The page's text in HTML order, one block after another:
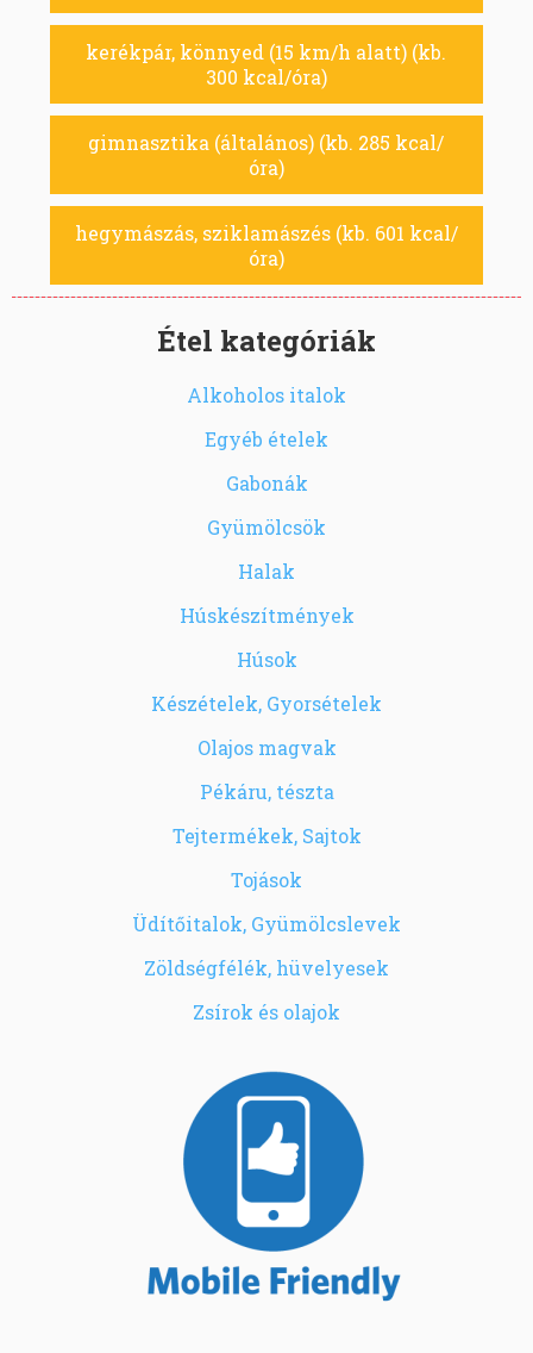
kerékpár, könnyed (15 km/h alatt) (kb.
300 kcal/óra)
gimnasztika (általános) (kb. 285 kcal/
óra)
hegymászás, sziklamászés (kb. 601 kcal/
óra)
Étel kategóriák
Alkoholos italok
Egyéb ételek
Gabonák
Gyümölcsök
Halak
Húskészítmények
Húsok
Készételek, Gyorsételek
Olajos magvak
Pékáru, tészta
Tejtermékek, Sajtok
Tojások
Üdítőitalok, Gyümölcslevek
Zöldségfélék, hüvelyesek
Zsírok és olajok